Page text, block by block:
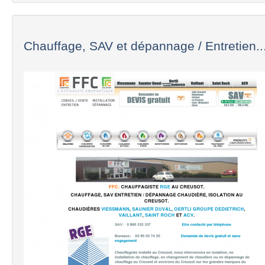
Chauffage, SAV et dépannage /